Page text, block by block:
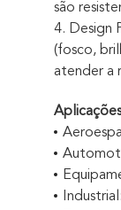
são
4. Design
(fosco,
atender a
Aplicações